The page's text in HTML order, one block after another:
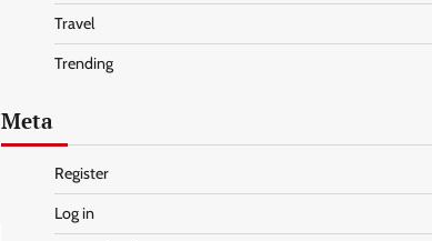
Travel
Trending
Meta
Register
Log in